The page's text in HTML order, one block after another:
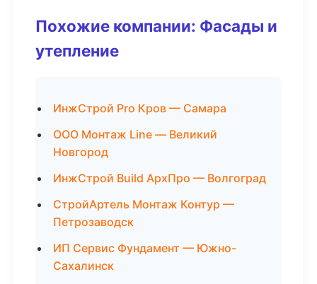
Похожие компании: Фасады и
утепление
ИнжСтрой Pro Кров — Самара
ООО Монтаж Line — Великий
Новгород
ИнжСтрой Build АрхПро — Волгоград
СтройАртель Монтаж Контур —
Петрозаводск
ИП Сервис Фундамент — Южно-
Сахалинск